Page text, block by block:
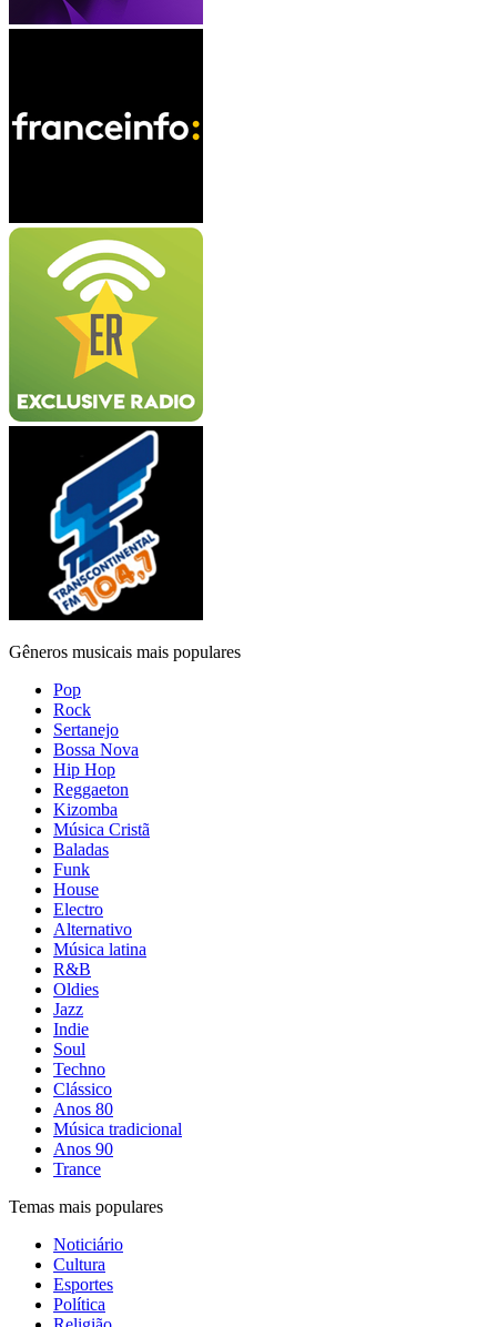
Gêneros musicais mais populares
Pop
Rock
Sertanejo
Bossa Nova
Hip Hop
Reggaeton
Kizomba
Música Cristã
Baladas
Funk
House
Electro
Alternativo
Música latina
R&B
Oldies
Jazz
Indie
Soul
Techno
Clássico
Anos 80
Música tradicional
Anos 90
Trance
Temas mais populares
Noticiário
Cultura
Esportes
Política